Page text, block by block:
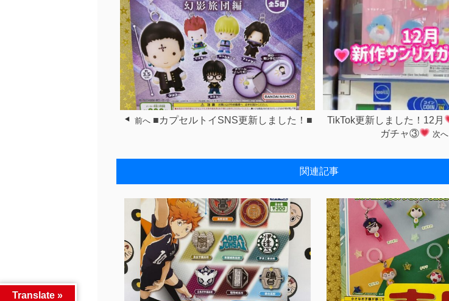
前へ ■カプセルトイSNS更新しました！■ TikTok更新しました！12月
ガチャ③
次へ
関連記事
Translate »